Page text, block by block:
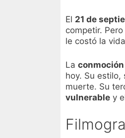
El 21 de
competir. Pero
le costó la
La
hoy. Su
muerte. Su
vulnerable y